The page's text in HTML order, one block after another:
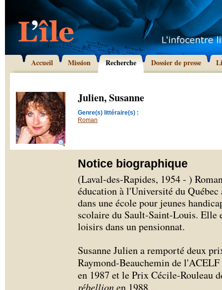
Accueil Mission Recherche Dossier de presse
Julien, Susanne
Genre(s) littéraire(s) :
Roman
Notice biographique
(Laval-des-Rapides, 1954 - )
éducation à l'Université du
dans une école pour jeunes
scolaire du Sault-Saint-Louis. Elle
loisirs dans un pensionnat.
Susanne Julien a remporté deux
Raymond-Beauchemin de
en 1987 et le Prix Cécile-Rouleau
rébellionen 1988....